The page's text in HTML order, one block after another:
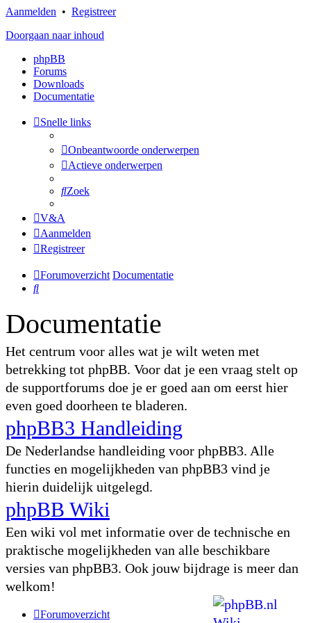
Aanmelden • Registreer
Doorgaan naar inhoud
phpBB
Forums
Downloads
Documentatie
Snelle links
Onbeantwoorde onderwerpen
Actieve onderwerpen
Zoek
V&A
Aanmelden
Registreer
Forumoverzicht Documentatie
Zoek
Documentatie
Het centrum voor alles wat je wilt weten met
betrekking tot phpBB. Voor dat je een vraag stelt op
de supportforums doe je er goed aan om eerst hier
even goed doorheen te bladeren.
phpBB3 Handleiding
De Nederlandse handleiding voor phpBB3. Alle
functies en mogelijkheden van phpBB3 vind je
hierin duidelijk uitgelegd.
phpBB Wiki
Een wiki vol met informatie over de technische en
praktische mogelijkheden van alle beschikbare
versies van phpBB3. Ook jouw bijdrage is meer dan
welkom!
Forumoverzicht